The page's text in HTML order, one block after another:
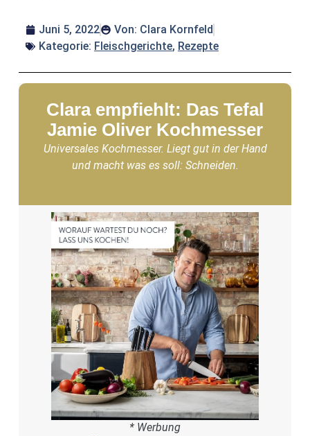
Juni 5, 2022 Von: Clara Kornfeld
Kategorie: Fleischgerichte, Rezepte
Clara empfiehlt: Das Tefal
Jamie Oliver Kochmesser
Universales Kochmesser. Liegt gut in der Hand
und macht was es soll: Schneiden.
* Werbung